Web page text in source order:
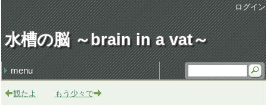
ログイン
水槽の脳 ～brain in a vat～
menu
最近の記事
損得勘定
地獄の行軍
earworm
休日飲み
3代目クラウン
最近のコメント
謹賀新年 system admin
タグ健康・病気 (106)
仕事 (35)
職場 (21)
意見 (9)
食 (59)
時事 (37)
交通 (14)
地域 (62)
映画 (23)
音楽 (35)
趣味 (36)
書籍 (4)
宇宙 (8)
家族 (45)
文化 (69)
その他 (20)
デザイン (8)
流行 (7)
住 (6)
レトロ (27)
技術 (22)
言葉 (9)
季節 (19)
行事 (20)
生活 (39)
天気・気象 (12)
酒 (14)
精神 (46)
自然 (8)
モノ・道具 (8)
歴史 (15)
政治 (4)
旅行 (31)
文学 (1)
植物 (3)
スポーツ (6)
思い出 (2)
観たよ もう少々で